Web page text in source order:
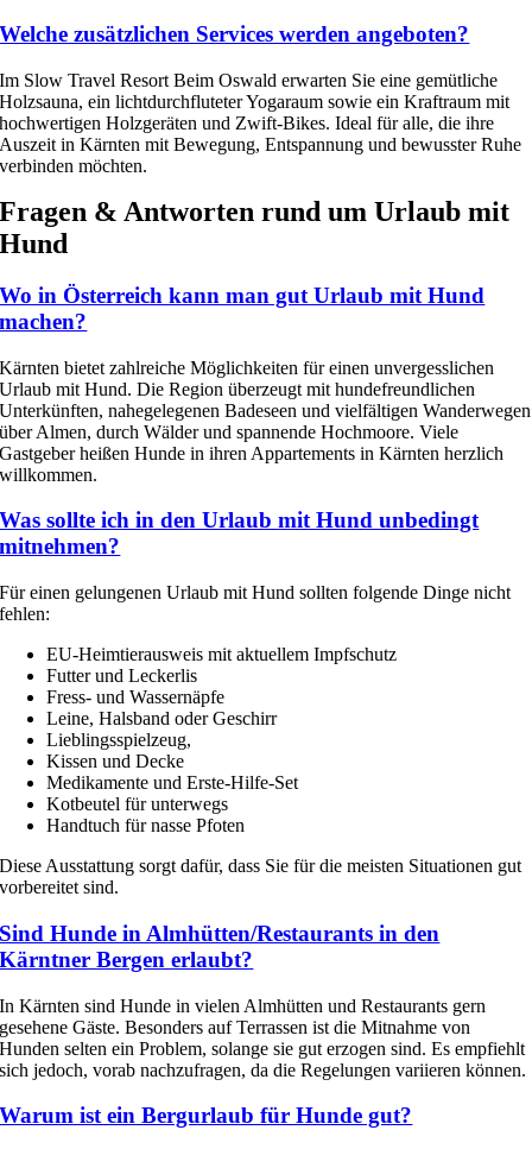
Welche zusätzlichen Services werden angeboten?
Im Slow Travel Resort Beim Oswald erwarten Sie eine gemütliche
Holzsauna, ein lichtdurchfluteter Yogaraum sowie ein Kraftraum mit
hochwertigen Holzgeräten und Zwift-Bikes. Ideal für alle, die ihre
Auszeit in Kärnten mit Bewegung, Entspannung und bewusster Ruhe
verbinden möchten.
Fragen & Antworten rund um Urlaub mit
Hund
Wo in Österreich kann man gut Urlaub mit Hund
machen?
Kärnten bietet zahlreiche Möglichkeiten für einen unvergesslichen
Urlaub mit Hund. Die Region überzeugt mit hundefreundlichen
Unterkünften, nahegelegenen Badeseen und vielfältigen Wanderwegen
über Almen, durch Wälder und spannende Hochmoore. Viele
Gastgeber heißen Hunde in ihren Appartements in Kärnten herzlich
willkommen.
Was sollte ich in den Urlaub mit Hund unbedingt
mitnehmen?
Für einen gelungenen Urlaub mit Hund sollten folgende Dinge nicht
fehlen:
EU-Heimtierausweis mit aktuellem Impfschutz
Futter und Leckerlis
Fress- und Wassernäpfe
Leine, Halsband oder Geschirr
Lieblingsspielzeug,
Kissen und Decke
Medikamente und Erste-Hilfe-Set
Kotbeutel für unterwegs
Handtuch für nasse Pfoten
Diese Ausstattung sorgt dafür, dass Sie für die meisten Situationen gut
vorbereitet sind.
Sind Hunde in Almhütten/Restaurants in den
Kärntner Bergen erlaubt?
In Kärnten sind Hunde in vielen Almhütten und Restaurants gern
gesehene Gäste. Besonders auf Terrassen ist die Mitnahme von
Hunden selten ein Problem, solange sie gut erzogen sind. Es empfiehlt
sich jedoch, vorab nachzufragen, da die Regelungen variieren können.
Warum ist ein Bergurlaub für Hunde gut?